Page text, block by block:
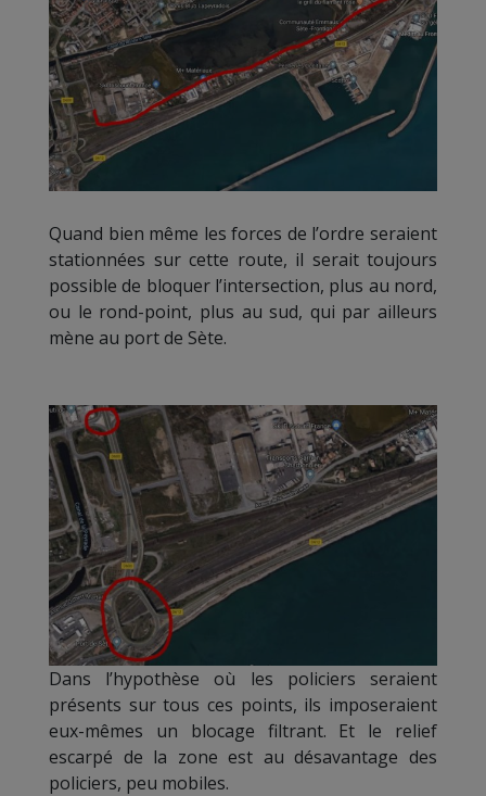
Quand bien même les forces de l’ordre seraient
stationnées sur cette route, il serait toujours
possible de bloquer l’intersection, plus au nord,
ou le rond-point, plus au sud, qui par ailleurs
mène au port de Sète.
Dans l’hypothèse où les policiers seraient
présents sur tous ces points, ils imposeraient
eux-mêmes un blocage filtrant. Et le relief
escarpé de la zone est au désavantage des
policiers, peu mobiles.